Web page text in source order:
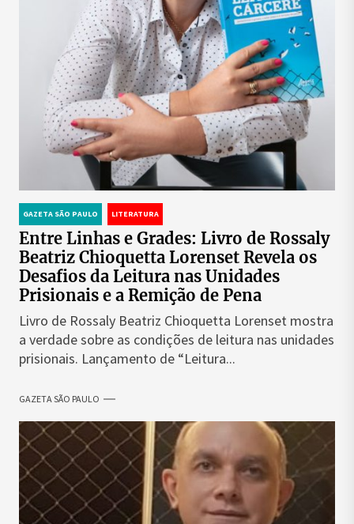
GAZETA SÃO PAULO LITERATURA
Entre Linhas e Grades: Livro de Rossaly
Beatriz Chioquetta Lorenset Revela os
Desafios da Leitura nas Unidades
Prisionais e a Remição de Pena
Livro de Rossaly Beatriz Chioquetta Lorenset mostra
a verdade sobre as condições de leitura nas unidades
prisionais. Lançamento de “Leitura...
GAZETA SÃO PAULO